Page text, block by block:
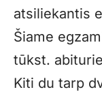
atsiliekantis
Šiame
tūkst.
Kiti du tarp